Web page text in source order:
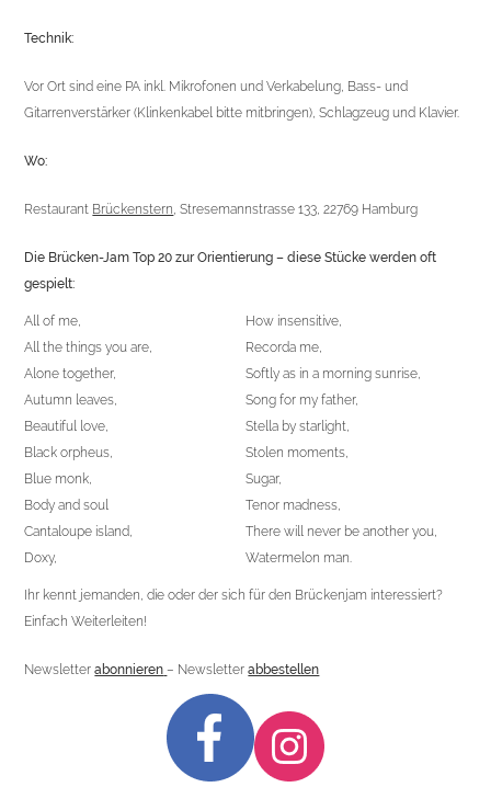
Technik:
Vor Ort sind eine PA inkl. Mikrofonen und Verkabelung, Bass- und
Gitarrenverstärker (Klinkenkabel bitte mitbringen), Schlagzeug und Klavier.
Wo:
Restaurant Brückenstern, Stresemannstrasse 133, 22769 Hamburg
Die Brücken-Jam Top 20 zur Orientierung – diese Stücke werden oft
gespielt:
All of me,
All the things you are,
Alone together,
Autumn leaves,
Beautiful love,
Black orpheus,
Blue monk,
Body and soul
Cantaloupe island,
Doxy,
How insensitive,
Recorda me,
Softly as in a morning sunrise,
Song for my father,
Stella by starlight,
Stolen moments,
Sugar,
Tenor madness,
There will never be another you,
Watermelon man.
Ihr kennt jemanden, die oder der sich für den Brückenjam interessiert?
Einfach Weiterleiten!
Newsletterabonnieren – Newsletterabbestellen